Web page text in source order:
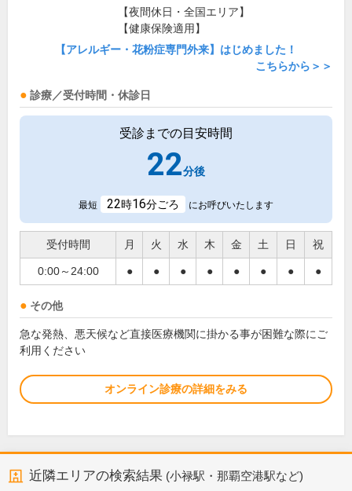
【夜間休日・全国エリア】
【健康保険適用】
【アレルギー・花粉症専門外来】はじめました！
こちらから＞＞
診療／受付時間・休診日
受診までの目安時間
22分後
最短 22時16分ごろ にお呼びいたします
受付時間 月 火 水 木 金 土 日 祝
0:00～24:00 ● ● ● ● ● ● ● ●
その他
急な発熱、悪天候など直接医療機関に掛かる事が困難な際にご
利用ください
オンライン診療の詳細をみる
近隣エリアの検索結果 (小禄駅・那覇空港駅など)